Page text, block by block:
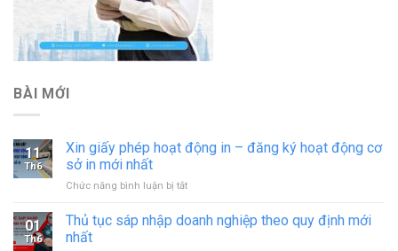
BÀI MỚI
11
Th6
Xin giấy phép hoạt động in – đăng ký hoạt động cơ
sở in mới nhất
Chức năng bình luận bị tắtở
giấy
01
Th6
Thủ tục sáp nhập doanh nghiệp theo quy định mới
nhất